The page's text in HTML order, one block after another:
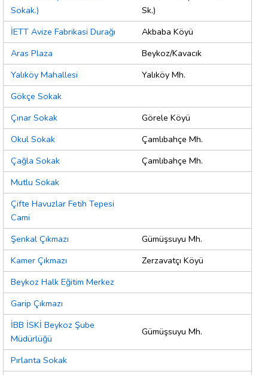
Sokak.)
Sk.)
İETT Avize Fabrikasi Durağı
Akbaba Köyü
Aras Plaza
Beykoz/Kavacık
Yalıköy Mahallesi
Yalıköy Mh.
Gökçe Sokak
Çınar Sokak
Görele Köyü
Okul Sokak
Çamlıbahçe Mh.
Çağla Sokak
Çamlıbahçe Mh.
Mutlu Sokak
Çifte Havuzlar Fetih Tepesi
Cami
Şenkal Çıkmazı
Gümüşsuyu Mh.
Kamer Çıkmazı
Zerzavatçı Köyü
Beykoz Halk Eğitim Merkez
Garip Çıkmazı
İBB İSKİ Beykoz Şube
Müdürlüğü
Gümüşsuyu Mh.
Pırlanta Sokak